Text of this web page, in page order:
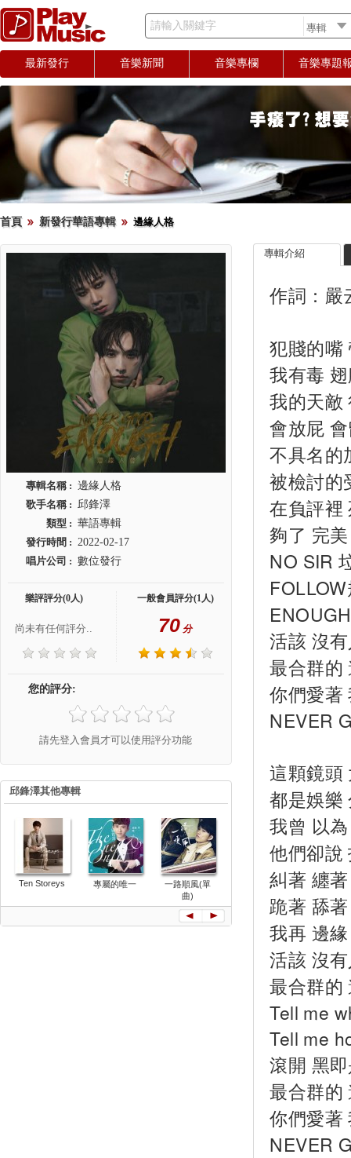
請輸入關鍵字
最新發行 音樂新聞 音樂專欄 音樂專題
首頁 新發行華語專輯 邊緣人格
專輯名稱 : 邊緣人格
歌手名稱 : 邱鋒澤
類型 : 華語專輯
發行時間 : 2022-02-17
唱片公司 : 數位發行
樂評評分(0人)
尚未有任何評分..
一般會員評分(1人)
70 分
您的評分:
請先登入會員才可以使用評分功能
邱鋒澤其他專輯
Ten Storeys 專屬的唯一
一路順風(單
曲)
預言家 見過深淵
專輯介紹
作詞：
犯賤的嘴
我有毒
我的天敵
會放屁
不具名的
被檢討的
在負評裡
夠了 完
NO SIR
ENOUGH
活該 沒
最合群的
你們愛著
NEVER
這顆鏡頭
都是娛樂
我曾 以
他們卻說
糾著 纏
跪著 舔
我再 邊
活該 沒
最合群的
Tell me
Tell me
滾開 黑
最合群的
你們愛著
NEVER